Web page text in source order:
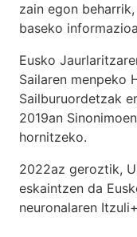
zain egon
baseko
Eusko
Sailaren menpeko
Sailburuordetzak
2019an
hornitzeko.
2022az geroztik,
eskaintzen da
neuronalaren Itzuli+